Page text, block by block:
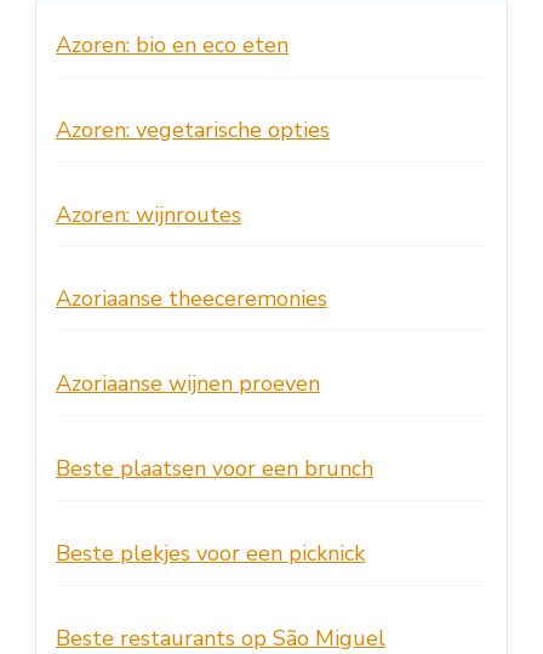
Azoren: bio en eco eten
Azoren: vegetarische opties
Azoren: wijnroutes
Azoriaanse theeceremonies
Azoriaanse wijnen proeven
Beste plaatsen voor een brunch
Beste plekjes voor een picknick
Beste restaurants op São Miguel